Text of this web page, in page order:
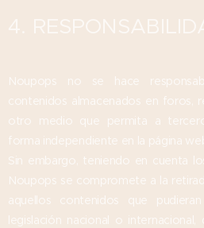
Noupops no se hace
contenidos almacenados en foros,
otro medio que permita a
forma independiente en la página
Sin embargo, teniendo en cuenta
Noupops se compromete a la
aquellos contenidos que
legislación nacional o